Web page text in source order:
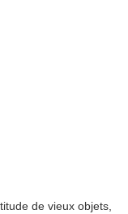
de vieux objets,